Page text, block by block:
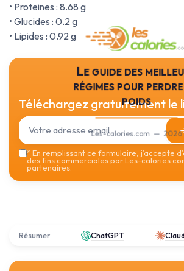
• Proteines : 8.68 g
• Glucides : 0.2 g
• Lipides : 0.92 g
Le guide des
régimes pour
poids
Les-calories.com — 2026
Téléchargez gratuitement le
*En remplissant ce formulaire, j’accepte
des fins commerciales par Les-
partenaires.
Résumer ChatGPT